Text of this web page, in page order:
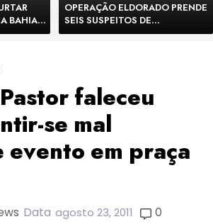
BAHIA E
OPERAÇÃO ELDORADO PRENDE
SEIS SUSPEITOS DE
MOVIMENTAR R$ 25 MILHÕES
faleceu
se mal
evento em praça
Data agosto 23, 2011 0